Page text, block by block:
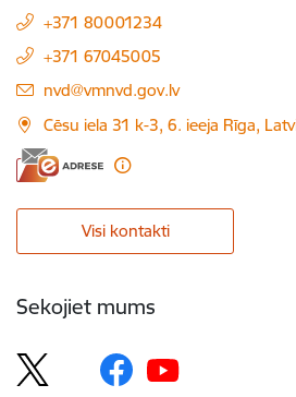
+371 80001234
+371 67045005
E-pasts:
nvd@vmnvd.gov.lv
Cēsu iela 31 k-3, 6. ieeja Rīga,
Visi kontakti
Sekojiet mums